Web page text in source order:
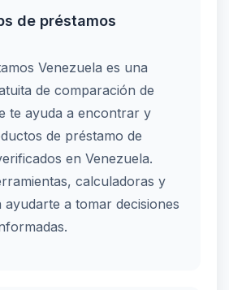
de préstamos
Venezuela es una
de comparación de
te ayuda a encontrar y
de préstamo de
en Venezuela.
calculadoras y
a tomar decisiones